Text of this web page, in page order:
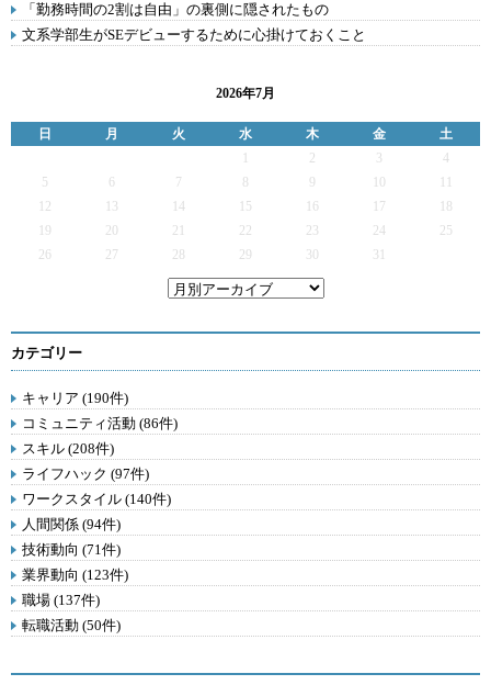
「勤務時間の2割は自由」の裏側に隠されたもの
文系学部生がSEデビューするために心掛けておくこと
2026年7月
日 月 火 水 木 金
土
2 3
4
5
6 7 9
12
13 14 15 16 17
19
20 21 22 23 24
25
26
27 28 29 30 31
カテゴリー
キャリア (190件)
コミュニティ活動 (86件)
スキル (208件)
ライフハック (97件)
ワークスタイル (140件)
人間関係 (94件)
技術動向 (71件)
業界動向 (123件)
職場 (137件)
転職活動 (50件)